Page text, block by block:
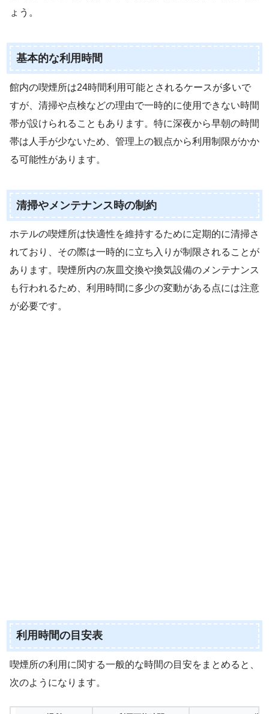
ょう。
基本的な利用時間
館内の喫煙所は24時間利用可能とされるケースが多いで
すが、清掃や点検などの理由で一時的に使用できない時間
帯が設けられることもあります。特に深夜から早朝の時間
帯は人手が少ないため、管理上の観点から利用制限がかか
る可能性があります。
清掃やメンテナンス時の制約
ホテルの喫煙所は快適性を維持するために定期的に清掃さ
れており、その際は一時的に立ち入りが制限されることが
あります。喫煙所内の灰皿交換や換気設備のメンテナンス
も行われるため、利用時間に多少の変動がある点には注意
が必要です。
利用時間の目安表
喫煙所の利用に関する一般的な時間の目安をまとめると、
次のようになります。